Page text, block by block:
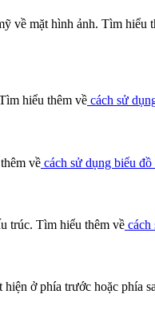
về mặt hình ảnh. Tìm hiểu
hiểu thêm về cách sử
về cách sử dụng biểu
trúc. Tìm hiểu thêm về cách
ở phía trước hoặc phía